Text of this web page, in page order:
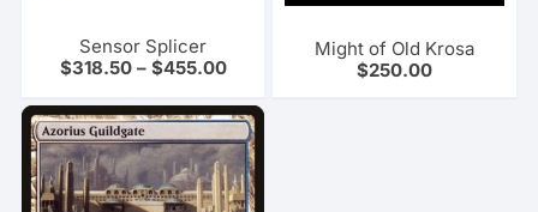
Sensor Splicer
$318.50– $455.00
Might of Old Krosa
$250.00